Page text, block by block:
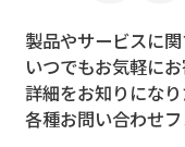
製品やサービスに
いつでもお気軽にお
詳細をお知りにな
各種お問い合わせ